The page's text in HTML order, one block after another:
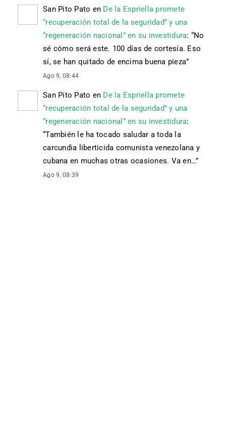
San Pito Pato en De la Espriella promete
“recuperación total de la seguridad” y una
“regeneración nacional” en su investidura: “No
sé cómo será este. 100 días de cortesía. Eso
sí, se han quitado de encima buena pieza”
Ago 9, 08:44
San Pito Pato en De la Espriella promete
“recuperación total de la seguridad” y una
“regeneración nacional” en su investidura:
“También le ha tocado saludar a toda la
carcundia liberticida comunista venezolana y
cubana en muchas otras ocasiones. Va en…”
Ago 9, 08:39